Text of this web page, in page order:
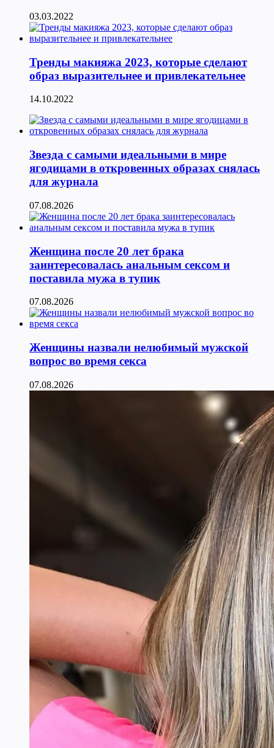
03.03.2022
Тренды макияжа 2023, которые сделают
образ выразительнее и привлекательнее
14.10.2022
Звезда с самыми идеальными в мире
ягодицами в откровенных образах снялась
для журнала
07.08.2026
Женщина после 20 лет брака
заинтересовалась анальным сексом и
поставила мужа в тупик
07.08.2026
Женщины назвали нелюбимый мужской
вопрос во время секса
07.08.2026